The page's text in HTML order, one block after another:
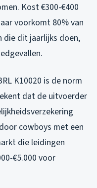
Kost €300-€400
voorkomt 80% van
die dit jaarlijks doen,
K10020 is de norm
dat de uitvoerder
cowboys met een
die leidingen
€5.000 voor